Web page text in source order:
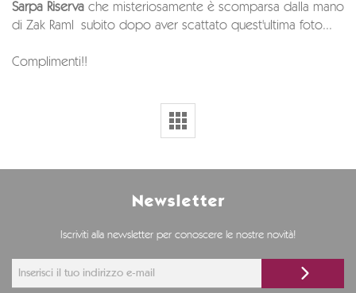
Sarpa Riserva che misteriosamente è scomparsa dalla mano
di Zak Raml subito dopo aver scattato quest'ultima foto...
Complimenti!!
Newsletter
Iscriviti alla newsletter per conoscere le nostre novità!